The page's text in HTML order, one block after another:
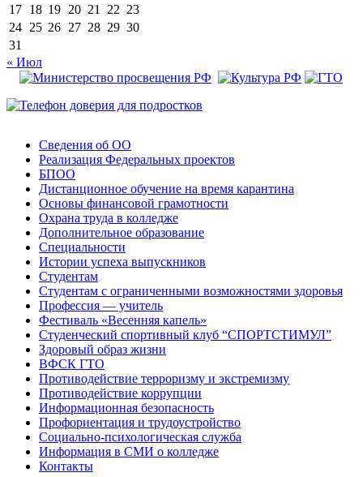
17 18 19 20 21 22 23
24 25 26 27 28 29 30
31
« Июл
Сведения об ОО
Реализация Федеральных проектов
БПОО
Дистанционное обучение на время карантина
Основы финансовой грамотности
Охрана труда в колледже
Дополнительное образование
Специальности
Истории успеха выпускников
Студентам
Студентам с ограниченными возможностями здоровья
Профессия — учитель
Фестиваль «Весенняя капель»
Студенческий спортивный клуб “СПОРТСТИМУЛ”
Здоровый образ жизни
ВФСК ГТО
Противодействие терроризму и экстремизму
Противодействие коррупции
Информационная безопасность
Профориентация и трудоустройство
Социально-психологическая служба
Информация в СМИ о колледже
Контакты